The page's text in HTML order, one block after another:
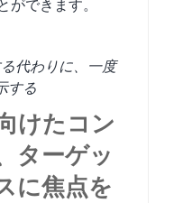
ができます。
代わりに、一度
する
けたコン
ターゲッ
に焦点を